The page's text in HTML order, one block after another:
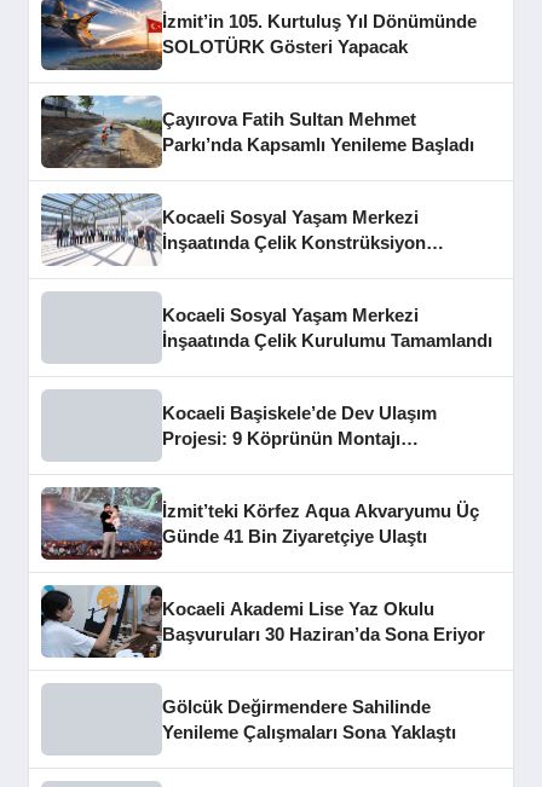
İzmit’in 105. Kurtuluş Yıl Dönümünde
SOLOTÜRK Gösteri Yapacak
Çayırova Fatih Sultan Mehmet
Parkı’nda Kapsamlı Yenileme Başladı
Kocaeli Sosyal Yaşam Merkezi
İnşaatında Çelik Konstrüksiyon
Kocaeli Sosyal Yaşam Merkezi
İnşaatında Çelik Kurulumu Tamamlandı
Kocaeli Başiskele’de Dev Ulaşım
Projesi: 9 Köprünün Montajı
İzmit’teki Körfez Aqua Akvaryumu Üç
Günde 41 Bin Ziyaretçiye Ulaştı
Kocaeli Akademi Lise Yaz Okulu
Başvuruları 30 Haziran’da Sona Eriyor
Gölcük Değirmendere Sahilinde
Yenileme Çalışmaları Sona Yaklaştı